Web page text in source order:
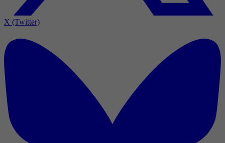
X (Twitter)